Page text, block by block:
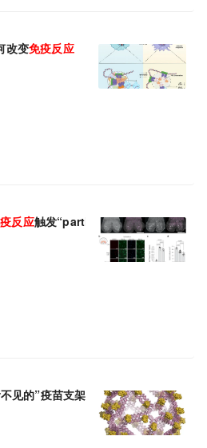
改变免疫反应
反应触发“parthanatos”，导致神经元
见的”疫苗支架如何增强针对HIV的